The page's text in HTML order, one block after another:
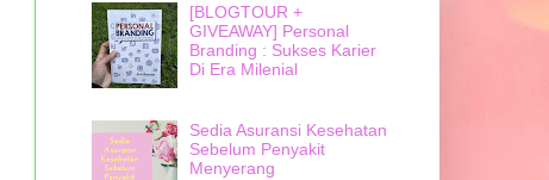
[BLOGTOUR +
GIVEAWAY] Personal
Branding : Sukses Karier
Di Era Milenial
Sedia Asuransi Kesehatan
Sebelum Penyakit
Menyerang